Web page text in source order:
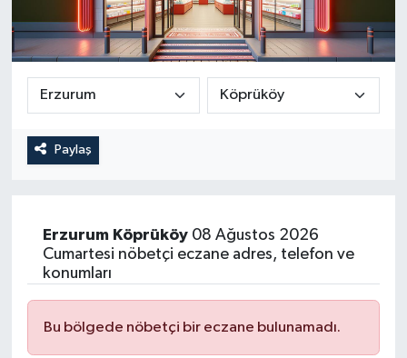
Paylaş
Erzurum Köprüköy08 Ağustos 2026
Cumartesi nöbetçi eczane adres, telefon ve
konumları
Bu bölgede nöbetçi bir eczane bulunamadı.